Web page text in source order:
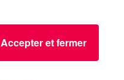
Accepter et fermer